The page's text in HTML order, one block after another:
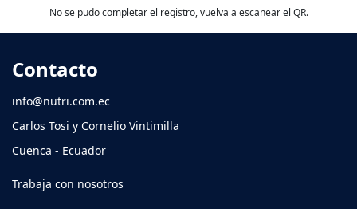
No se pudo completar el registro, vuelva a escanear el QR.
Contacto
info@nutri.com.ec
Carlos Tosi y Cornelio Vintimilla
Cuenca - Ecuador
Trabaja con nosotros